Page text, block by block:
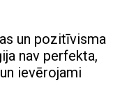
un pozitīvisma
nav perfekta,
ievērojami